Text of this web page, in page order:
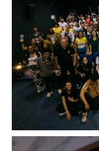
Image